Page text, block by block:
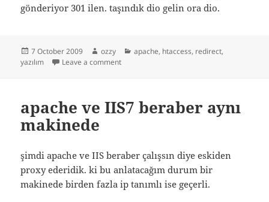
gönderiyor 301 ilen. taşındık dio gelin ora dio.
Posted
on
7 October 2009 Author
ozzy Categories
apache, htaccess, redirect,
yazılım
Leave a commenton htaccess ile tek sayfa redirect
apache ve IIS7 beraber aynı
makinede
şimdi apache ve IIS beraber çalışsın diye eskiden
proxy ederidik. ki bu anlatacağım durum bir
makinede birden fazla ip tanımlı ise geçerli.